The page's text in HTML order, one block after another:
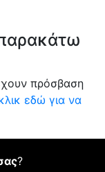
πρόσβαση
εδώ για να
?